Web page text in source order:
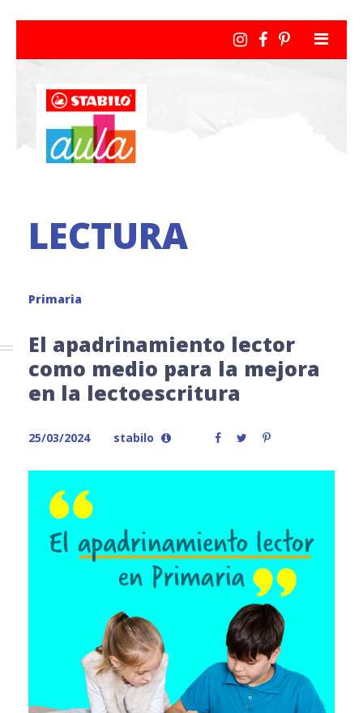
LECTURA
Primaria
El apadrinamiento lector
como medio para la mejora
en la lectoescritura
25/03/2024 stabilo